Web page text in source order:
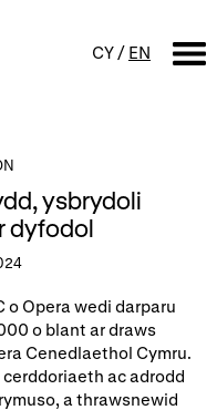
CY / EN
am ddim a
i'r teulu
Hygyrch
ysbrydoli
dyfodol
o Opera wedi darparu
o blant ar draws
Cenedlaethol Cymru.
cerddoriaeth ac adrodd
a thrawsnewid